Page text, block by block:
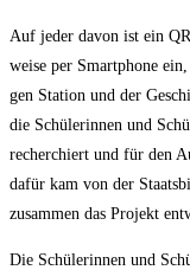
Auf jeder davon ist ein
wei­se per Smart­phone
gen Sta­ti­on und der
die Schü­le­rin­nen und
recher­chiert und für den
dafür kam von der
zusam­men das Pro­jekt
Die Schü­le­rin­nen und